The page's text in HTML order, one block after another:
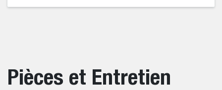
Pièces et Entretien